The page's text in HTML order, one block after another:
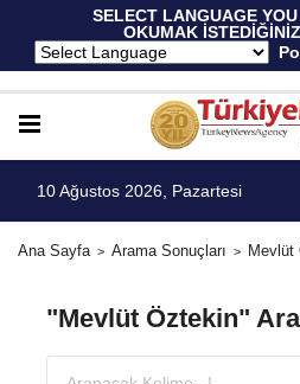
SELECT LANGUAGE
OKUMAK
10 Ağustos 2026, Pazartesi
Ana Sayfa Arama Sonuçları Mevlüt
"Mevlüt Öztekin"